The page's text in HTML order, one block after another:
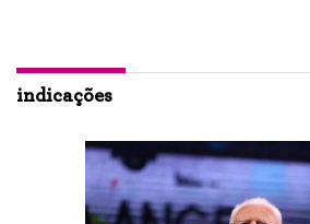
indicações